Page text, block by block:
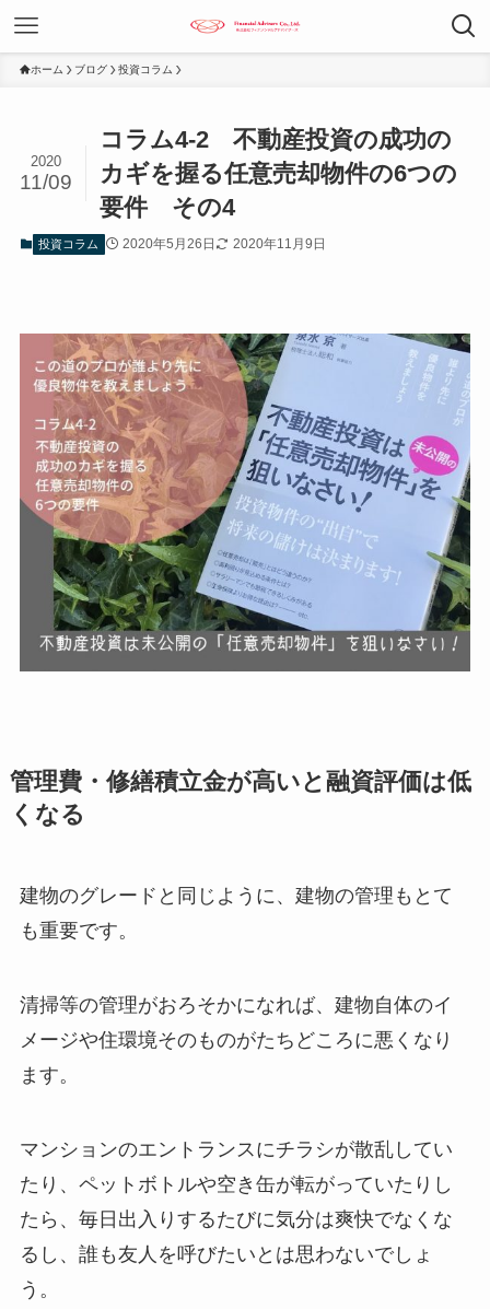
ホーム ブログ 投資コラム
コラム4-2 不動産投資の成功の
カギを握る任意売却物件の6つの
要件 その4
2020
11/09
投資コラム 2020年5月26日 2020年11月9日
管理費・修繕積立金が高いと融資評価は低
くなる
建物のグレードと同じように、建物の管理もとて
も重要です。
清掃等の管理がおろそかになれば、建物自体のイ
メージや住環境そのものがたちどころに悪くなり
ます。
マンションのエントランスにチラシが散乱してい
たり、ペットボトルや空き缶が転がっていたりし
たら、毎日出入りするたびに気分は爽快でなくな
るし、誰も友人を呼びたいとは思わないでしょ
う。